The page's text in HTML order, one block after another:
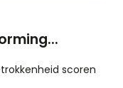
scoren